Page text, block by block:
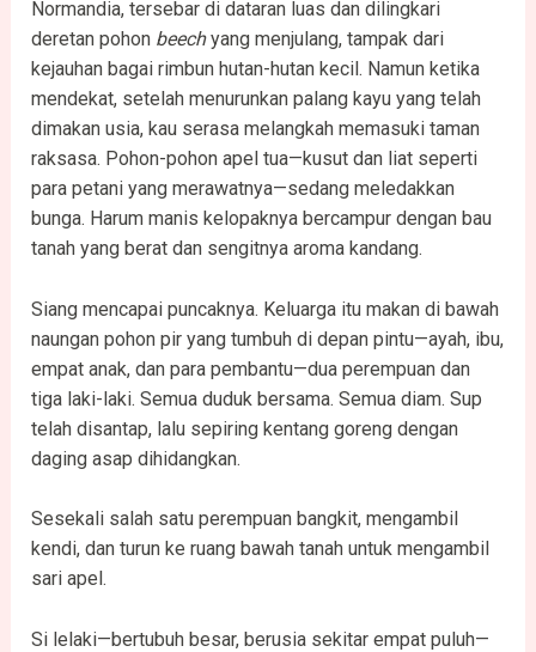
Normandia, tersebar di dataran luas dan dilingkari
deretan pohon beechyang menjulang, tampak dari
kejauhan bagai rimbun hutan-hutan kecil. Namun ketika
mendekat, setelah menurunkan palang kayu yang telah
dimakan usia, kau serasa melangkah memasuki taman
raksasa. Pohon-pohon apel tua—kusut dan liat seperti
para petani yang merawatnya—sedang meledakkan
bunga. Harum manis kelopaknya bercampur dengan bau
tanah yang berat dan sengitnya aroma kandang.
Siang mencapai puncaknya. Keluarga itu makan di bawah
naungan pohon pir yang tumbuh di depan pintu—ayah, ibu,
empat anak, dan para pembantu—dua perempuan dan
tiga laki-laki. Semua duduk bersama. Semua diam. Sup
telah disantap, lalu sepiring kentang goreng dengan
daging asap dihidangkan.
Sesekali salah satu perempuan bangkit, mengambil
kendi, dan turun ke ruang bawah tanah untuk mengambil
sari apel.
Si lelaki—bertubuh besar, berusia sekitar empat puluh—